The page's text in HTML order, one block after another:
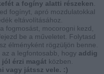
a fogíny alatti részeken
fogínyt, apró mozdulatokkal
eltávolításához.
fogmosást, mocorogni kezd,
be a műveletet. Folytasd
élményként rögzüljön benne.
a legfontosabb, hogy addig
érzi magát közben.
vagy játssz vele. :)